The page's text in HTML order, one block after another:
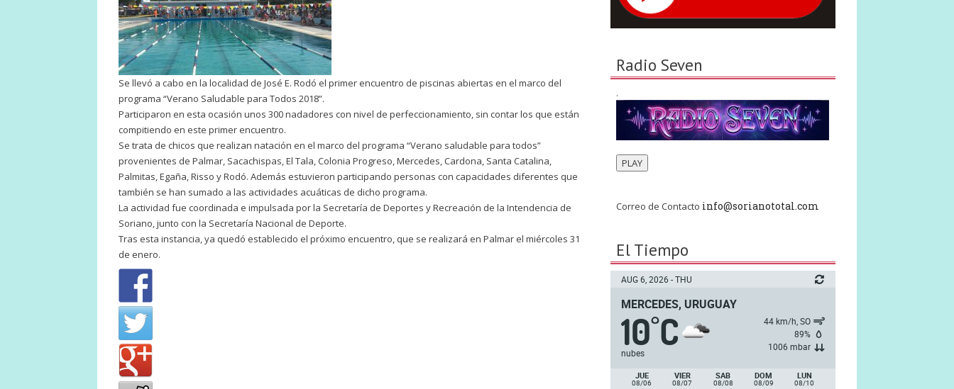
Radio Seven
.
PLAY
Correo de Contacto info@sorianototal.com
El Tiempo
AUG 6, 2026 - THU
MERCEDES, URUGUAY
10°C
nubes
44 km/h, SO
89%
1006 mbar
JUE
08/06
VIER
08/07
SAB
08/08
DOM
08/09
LUN
08/10
Se llevó a cabo en la localidad de José E. Rodó el primer encuentro de piscinas abiertas en el marco del
programa “Verano Saludable para Todos 2018”.
Participaron en esta ocasión unos 300 nadadores con nivel de perfeccionamiento, sin contar los que están
compitiendo en este primer encuentro.
Se trata de chicos que realizan natación en el marco del programa “Verano saludable para todos”
provenientes de Palmar, Sacachispas, El Tala, Colonia Progreso, Mercedes, Cardona, Santa Catalina,
Palmitas, Egaña, Risso y Rodó. Además estuvieron participando personas con capacidades diferentes que
también se han sumado a las actividades acuáticas de dicho programa.
La actividad fue coordinada e impulsada por la Secretaría de Deportes y Recreación de la Intendencia de
Soriano, junto con la Secretaría Nacional de Deporte.
Tras esta instancia, ya quedó establecido el próximo encuentro, que se realizará en Palmar el miércoles 31
de enero.